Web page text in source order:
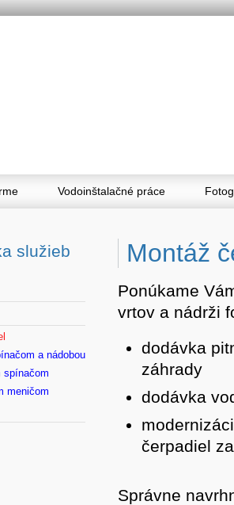
Vodoinštalačné práce
služieb
a nádobou
spínačom
meničom
Montáž
Ponúkame
vrtov a nádrži
dodávka
záhrady
dodávka
čerpadiel
Správne